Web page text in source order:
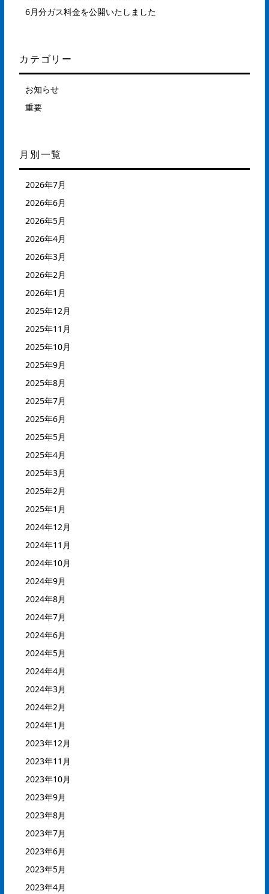
6月分ガス料金を公開いたしました
カテゴリー
お知らせ
重要
月別一覧
2026年7月
2026年6月
2026年5月
2026年4月
2026年3月
2026年2月
2026年1月
2025年12月
2025年11月
2025年10月
2025年9月
2025年8月
2025年7月
2025年6月
2025年5月
2025年4月
2025年3月
2025年2月
2025年1月
2024年12月
2024年11月
2024年10月
2024年9月
2024年8月
2024年7月
2024年6月
2024年5月
2024年4月
2024年3月
2024年2月
2024年1月
2023年12月
2023年11月
2023年10月
2023年9月
2023年8月
2023年7月
2023年6月
2023年5月
2023年4月